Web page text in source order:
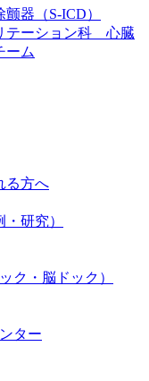
器（S-ICD）
テーション科 心臓
ーム
る方へ
研究）
ク・脳ドック）
ター